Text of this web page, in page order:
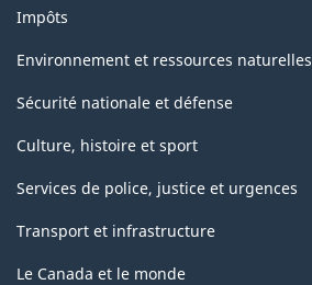
Impôts
Environnement et ressources naturelles
Sécurité nationale et défense
Culture, histoire et sport
Services de police, justice et urgences
Transport et infrastructure
Le Canada et le monde